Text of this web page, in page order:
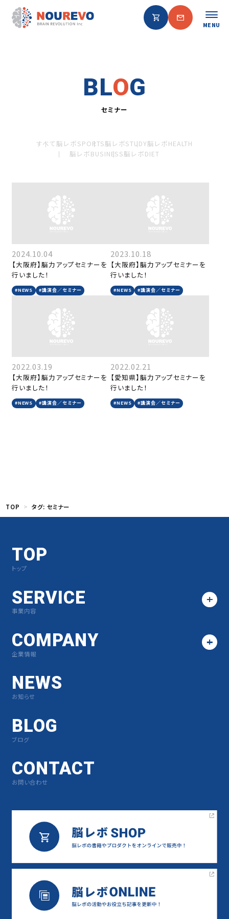
MENU
BLOG
セミナー
すべて脳レボSPORTS脳レボSTUDY脳レボHEALTH
脳レボBUSINESS脳レボDIET
2024.10.04
【大阪府】脳力アップセミナーを
行いました！
#NEWS #講演会／セミナー
2023.10.18
【大阪府】脳力アップセミナーを
行いました！
#NEWS #講演会／セミナー
2022.03.19
【大阪府】脳力アップセミナーを
行いました！
#NEWS #講演会／セミナー
2022.02.21
【愛知県】脳力アップセミナーを
行いました！
#NEWS #講演会／セミナー
TOP タグ:セミナー
TOP
トップ
SERVICE
事業内容
COMPANY
企業情報
NEWS
お知らせ
BLOG
ブログ
CONTACT
お問い合わせ